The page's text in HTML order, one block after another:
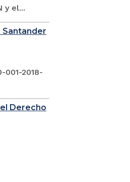
y el...
Santander
001-2018-
Derecho